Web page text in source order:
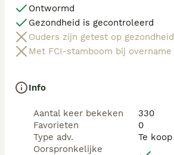
Ontwormd
Gezondheid is gecontroleerd
Ouders zijn getest op gezondheid
Met FCI-stamboom bij overname
Info
Aantal keer bekeken
330
Favorieten
0
Type adv.
Te koop
Oorspronkelijke